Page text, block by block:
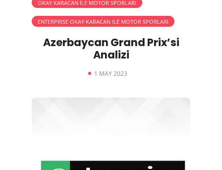
OKAY KARACAN İLE MOTOR SPORLARI
ENTERPRISE OKAY KARACAN ILE MOTOR SPORLARI
Azerbaycan Grand Prix’si
Analizi
1 MAY 2023